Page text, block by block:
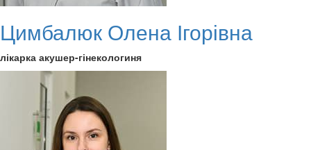
Цимбалюк Олена Ігорівна
лікарка акушер-гінекологиня